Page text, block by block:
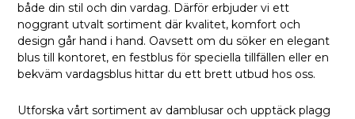
både din stil och din vardag. Därför erbjuder vi ett
noggrant utvalt sortiment där kvalitet, komfort och
design går hand i hand. Oavsett om du söker en elegant
blus till kontoret, en festblus för speciella tillfällen eller en
bekväm vardagsblus hittar du ett brett utbud hos oss.
Utforska vårt sortiment av damblusar och upptäck plagg